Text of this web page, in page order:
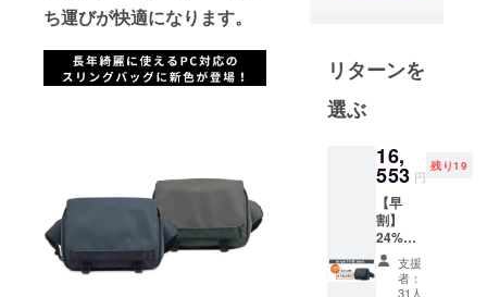
ち運びが快適になります。
を指す
「IDEAL」を
組み合わせ
#1_MATRRI
上質な素
材、パーツ
リターンを
選ぶ
16,
553 円
残り19
【早
割】
24%OF
Fタフ
ビッグ
スリン
支援
者：
31人